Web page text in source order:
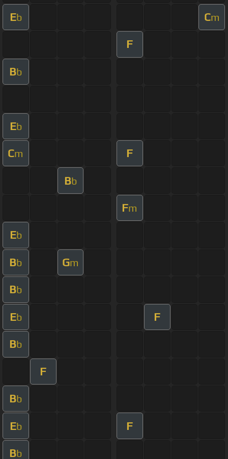
Eb Cm
F
Bb
Eb
Cm F
Bb
Fm
Eb
Bb Gm
Bb
Eb F
Bb
F
Bb
Eb F
Bb